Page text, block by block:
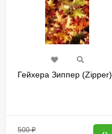
Гейхера Зиппер (Zipper)
500₽